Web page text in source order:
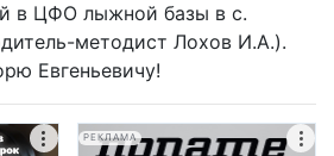
в ЦФО лыжной базы в с.
методист Лохов И.А.).
Евгеньевичу!
РЕКЛАМА